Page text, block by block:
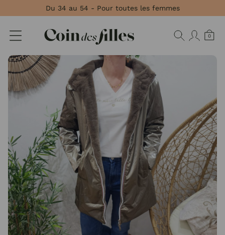
Du 34 au 54 - Pour toutes les femmes
0
Panneau de gestion des cookies